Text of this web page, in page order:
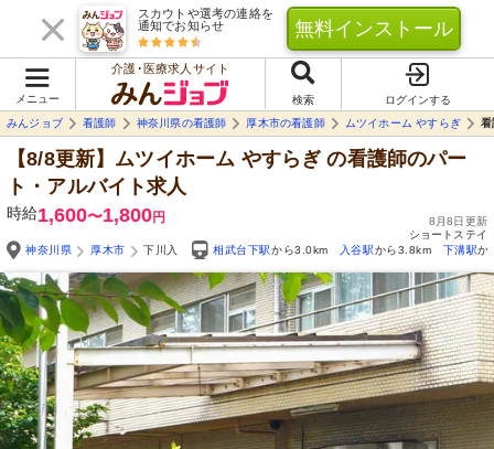
スカウトや選考の連絡を
通知でお知らせ
無料インストール
メニュー
介護･医療求人サイト
検索
ログインする
みんジョブ
看護師 神奈川県の看護師 厚木市の看護師 ムツイホーム やすらぎ 看
【8/8更新】ムツイホーム やすらぎ の看護師のパー
ト・アルバイト求人
時給1,600〜1,800円
8月8日更新
ショートステイ
神奈川県
厚木市 下川入 相武台下駅から3.0km 入谷駅から3.8km 下溝駅か